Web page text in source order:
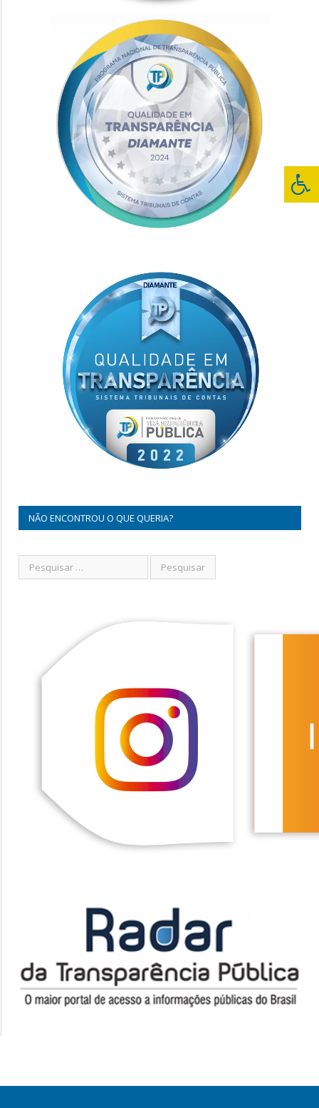
NÃO ENCONTROU O QUE QUERIA?